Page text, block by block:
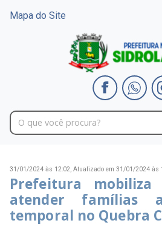
Mapa do Site
31/01/2024 às 12:02, Atualizado em 31/01/2024 às
Prefeitura mobiliza
atender famílias
temporal no Quebra